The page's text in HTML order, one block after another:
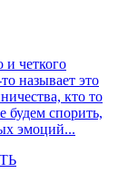
и четкого
называет это
кто то
будем спорить,
эмоций...